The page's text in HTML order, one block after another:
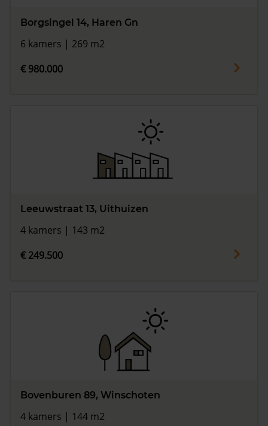
Borgsingel 14, Haren Gn
6 kamers | 269 m2
€ 980.000
Leeuwstraat 13, Uithuizen
4 kamers | 143 m2
€ 249.500
Bovenburen 89, Winschoten
4 kamers | 144 m2